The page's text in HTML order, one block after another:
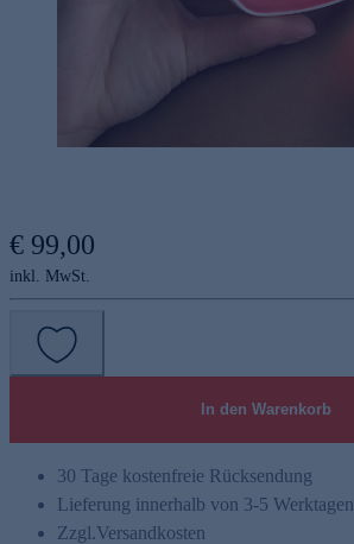
€ 99,00
inkl. MwSt.
In den Warenkorb
30 Tage kostenfreie Rücksendung
Lieferung innerhalb von 3-5 Werktagen
Zzgl.Versandkosten